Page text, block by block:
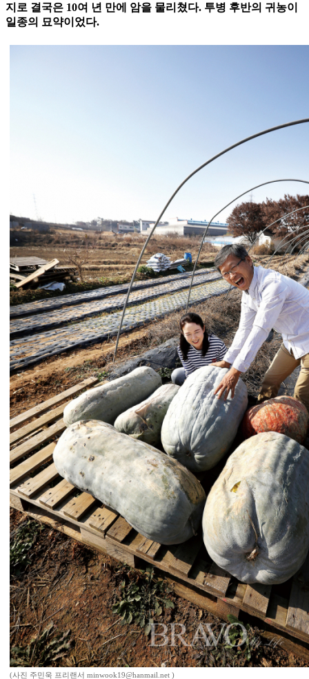
지로 결국은 10여 년 만에 암을 물리쳤다. 투병 후반의 귀농이
일종의 묘약이었다.
(사진 주민욱 프리랜서 minwook19@hanmail.net )